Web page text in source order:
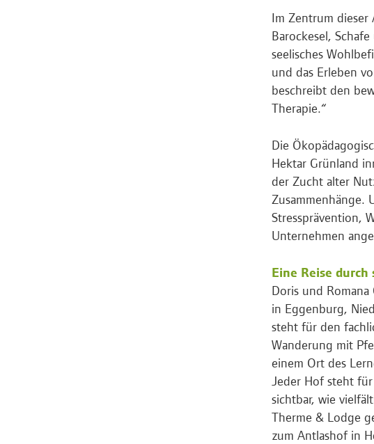
Im Zentrum dieser
Barockesel,
seelisches
und das Erleben
beschreibt den
Therapie.“
Die
Hektar Grünland
der Zucht alter
Zusammenhänge.
Stressprävention,
Unternehmen
Eine Reise
Doris und
in Eggenburg,
steht für den
Wanderung mit
einem Ort des
Jeder Hof steht für
sichtbar, wie
Therme & Lodge
zum Antlashof in